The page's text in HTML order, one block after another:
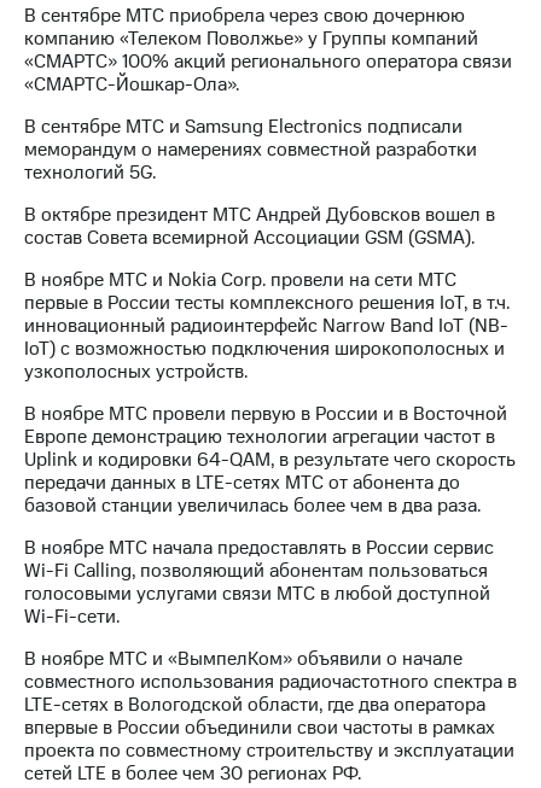
В сентябре МТС приобрела через свою дочернюю
компанию «Телеком Поволжье» у Группы компаний
«СМАРТС» 100% акций регионального оператора связи
«СМАРТС-Йошкар-Ола».
В сентябре МТС и Samsung Electronics подписали
меморандум о намерениях совместной разработки
технологий 5G.
В октябре президент МТС Андрей Дубовсков вошел в
состав Совета всемирной Ассоциации GSM (GSMA).
В ноябре МТС и Nokia Corp. провели на сети МТС
первые в России тесты комплексного решения IoT, в т.ч.
инновационный радиоинтерфейс Narrow Band IoT (NB-
IoT) с возможностью подключения широкополосных и
узкополосных устройств.
В ноябре МТС провели первую в России и в Восточной
Европе демонстрацию технологии агрегации частот в
Uplink и кодировки 64-QAM, в результате чего скорость
передачи данных в LTE-сетях МТС от абонента до
базовой станции увеличилась более чем в два раза.
В ноябре МТС начала предоставлять в России сервис
Wi-Fi Calling, позволяющий абонентам пользоваться
голосовыми услугами связи МТС в любой доступной
Wi-Fi-сети.
В ноябре МТС и «ВымпелКом» объявили о начале
совместного использования радиочастотного спектра в
LTE-сетях в Вологодской области, где два оператора
впервые в России объединили свои частоты в рамках
проекта по совместному строительству и эксплуатации
сетей LTE в более чем 30 регионах РФ.